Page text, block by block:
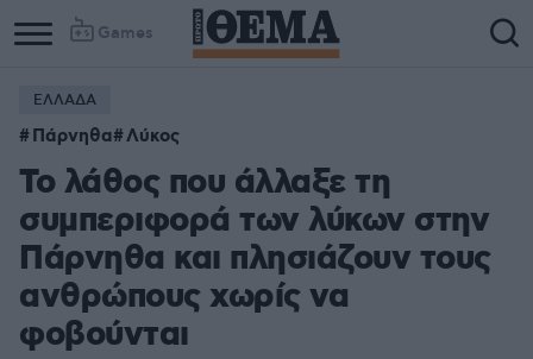
Games
ΕΛΛΑΔΑ
Πάρνηθα Λύκος
Το λάθος που άλλαξε τη
συμπεριφορά των λύκων στην
Πάρνηθα και πλησιάζουν τους
ανθρώπους χωρίς να
φοβούνται